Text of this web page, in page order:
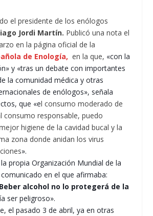
el presidente de los enólogos
Jordi Martín. Publicó una nota el
en la página oficial de la
de Enología, en la que, «con la
» y «tras un debate con importantes
la comunidad médica y otras
de enólogos», señala
que «el consumo moderado de
consumo responsable, puedo
higiene de la cavidad bucal y la
zona donde anidan los virus
».
propia Organización Mundial de la
en el que afirmaba:
alcohol no lo protegerá de la
ser peligroso».
el pasado 3 de abril, ya en otras